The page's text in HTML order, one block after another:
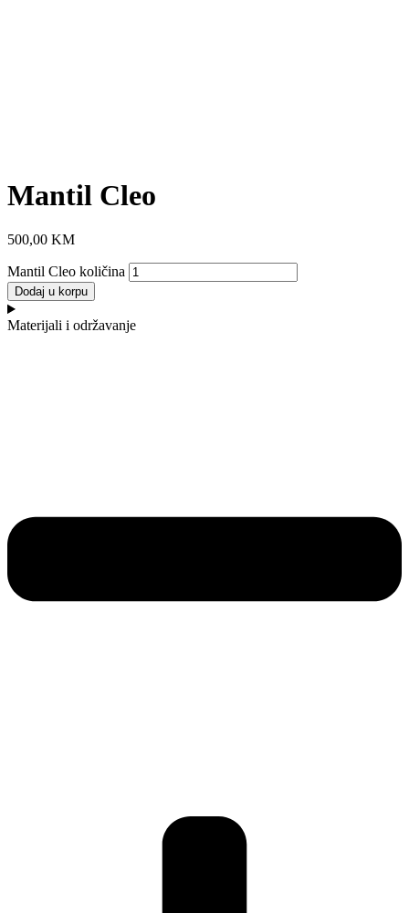
Mantil Cleo
500,00 KM
Mantil Cleo količina
Dodaj u korpu
Materijali i održavanje